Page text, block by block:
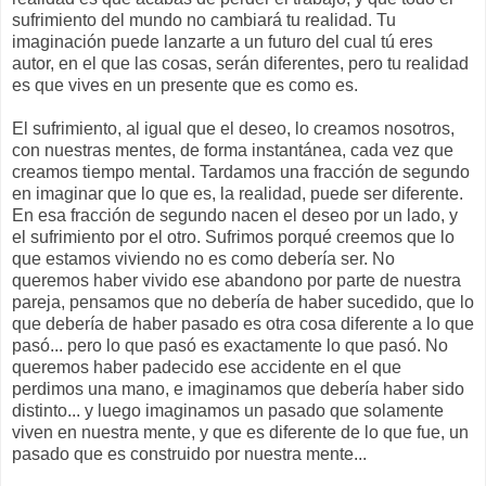
sufrimiento del mundo no cambiará tu realidad. Tu
imaginación puede lanzarte a un futuro del cual tú eres
autor, en el que las cosas, serán diferentes, pero tu realidad
es que vives en un presente que es como es.
El sufrimiento, al igual que el deseo, lo creamos nosotros,
con nuestras mentes, de forma instantánea, cada vez que
creamos tiempo mental. Tardamos una fracción de segundo
en imaginar que lo que es, la realidad, puede ser diferente.
En esa fracción de segundo nacen el deseo por un lado, y
el sufrimiento por el otro. Sufrimos porqué creemos que lo
que estamos viviendo no es como debería ser. No
queremos haber vivido ese abandono por parte de nuestra
pareja, pensamos que no debería de haber sucedido, que lo
que debería de haber pasado es otra cosa diferente a lo que
pasó... pero lo que pasó es exactamente lo que pasó. No
queremos haber padecido ese accidente en el que
perdimos una mano, e imaginamos que debería haber sido
distinto... y luego imaginamos un pasado que solamente
viven en nuestra mente, y que es diferente de lo que fue, un
pasado que es construido por nuestra mente...